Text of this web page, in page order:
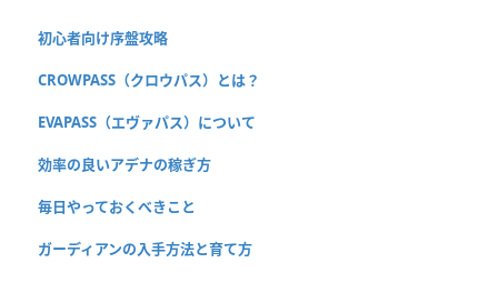
初心者向け序盤攻略
CROWPASS（クロウパス）とは？
EVAPASS（エヴァパス）について
効率の良いアデナの稼ぎ方
毎日やっておくべきこと
ガーディアンの入手方法と育て方